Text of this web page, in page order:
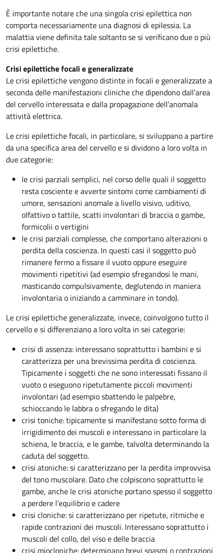
È importante notare che una singola crisi epilettica non
comporta necessariamente una diagnosi di epilessia. La
malattia viene definita tale soltanto se si verificano due o più
crisi epilettiche.
Crisi epilettiche focali e generalizzate
Le crisi epilettiche vengono distinte in focali e generalizzate a
seconda delle manifestazioni cliniche che dipendono dall’area
del cervello interessata e dalla propagazione dell’anomala
attività elettrica.
Le crisi epilettiche focali, in particolare, si sviluppano a partire
da una specifica area del cervello e si dividono a loro volta in
due categorie:
le crisi parziali semplici, nel corso delle quali il soggetto
resta cosciente e avverte sintomi come cambiamenti di
umore, sensazioni anomale a livello visivo, uditivo,
olfattivo o tattile, scatti involontari di braccia o gambe,
formicolii o vertigini
le crisi parziali complesse, che comportano alterazioni o
perdita della coscienza. In questi casi il soggetto può
rimanere fermo a fissare il vuoto oppure eseguire
movimenti ripetitivi (ad esempio sfregandosi le mani,
masticando compulsivamente, deglutendo in maniera
involontaria o iniziando a camminare in tondo).
Le crisi epilettiche generalizzate, invece, coinvolgono tutto il
cervello e si differenziano a loro volta in sei categorie:
crisi di assenza: interessano soprattutto i bambini e si
caratterizza per una brevissima perdita di coscienza.
Tipicamente i soggetti che ne sono interessati fissano il
vuoto o eseguono ripetutamente piccoli movimenti
involontari (ad esempio sbattendo le palpebre,
schioccando le labbra o sfregando le dita)
crisi toniche: tipicamente si manifestano sotto forma di
irrigidimento dei muscoli e interessano in particolare la
schiena, le braccia, e le gambe, talvolta determinando la
caduta del soggetto.
crisi atoniche: si caratterizzano per la perdita improvvisa
del tono muscolare. Dato che colpiscono soprattutto le
gambe, anche le crisi atoniche portano spesso il soggetto
a perdere l’equilibrio e cadere
crisi cloniche: si caratterizzano per ripetute, ritmiche e
rapide contrazioni dei muscoli. Interessano soprattutto i
muscoli del collo, del viso e delle braccia
crisi miocloniche: determinano brevi spasmi o contrazioni